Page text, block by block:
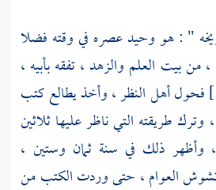
" : هو وحيد عصره في وقته فضلا
بيت العلم والزهد ، تفقه بأبيه ،
فحول أهل النظر ، وأخذ يطالع كتب
طريقته التي ناظر عليها ثلاثين
وأظهر ذلك في سنة ثمان وستين ،
العوام ، حتى وردت الكتب من